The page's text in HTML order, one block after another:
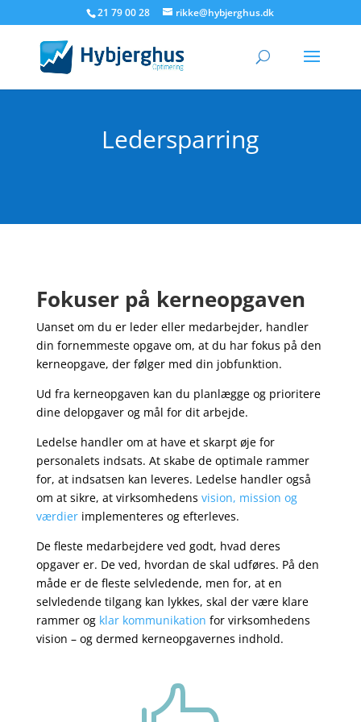
21 79 00 28 rikke@hybjerghus.dk
Ledersparring
Fokuser på kerneopgaven
Uanset om du er leder eller medarbejder, handler
din fornemmeste opgave om, at du har fokus på den
kerneopgave, der følger med din jobfunktion.
Ud fra kerneopgaven kan du planlægge og prioritere
dine delopgaver og mål for dit arbejde.
Ledelse handler om at have et skarpt øje for
personalets indsats. At skabe de optimale rammer
for, at indsatsen kan leveres. Ledelse handler også
om at sikre, at virksomhedens vision, mission og
værdierimplementeres og efterleves.
De fleste medarbejdere ved godt, hvad deres
opgaver er. De ved, hvordan de skal udføres. På den
måde er de fleste selvledende, men for, at en
selvledende tilgang kan lykkes, skal der være klare
rammer og klar kommunikation for virksomhedens
vision – og dermed kerneopgavernes indhold.